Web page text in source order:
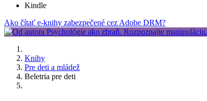
Kindle
Ako čítať e-knihy zabezpečené cez Adobe DRM?
Knihy
Pre deti a mládež
Beletria pre deti